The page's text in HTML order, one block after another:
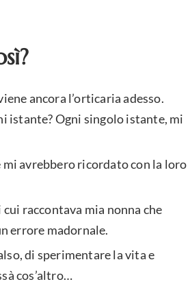
ancora l’orticaria adesso.
istante? Ogni singolo istante, mi
avrebbero ricordato con la loro
cui raccontava mia nonna che
errore madornale.
di sperimentare la vita e
cos’altro…